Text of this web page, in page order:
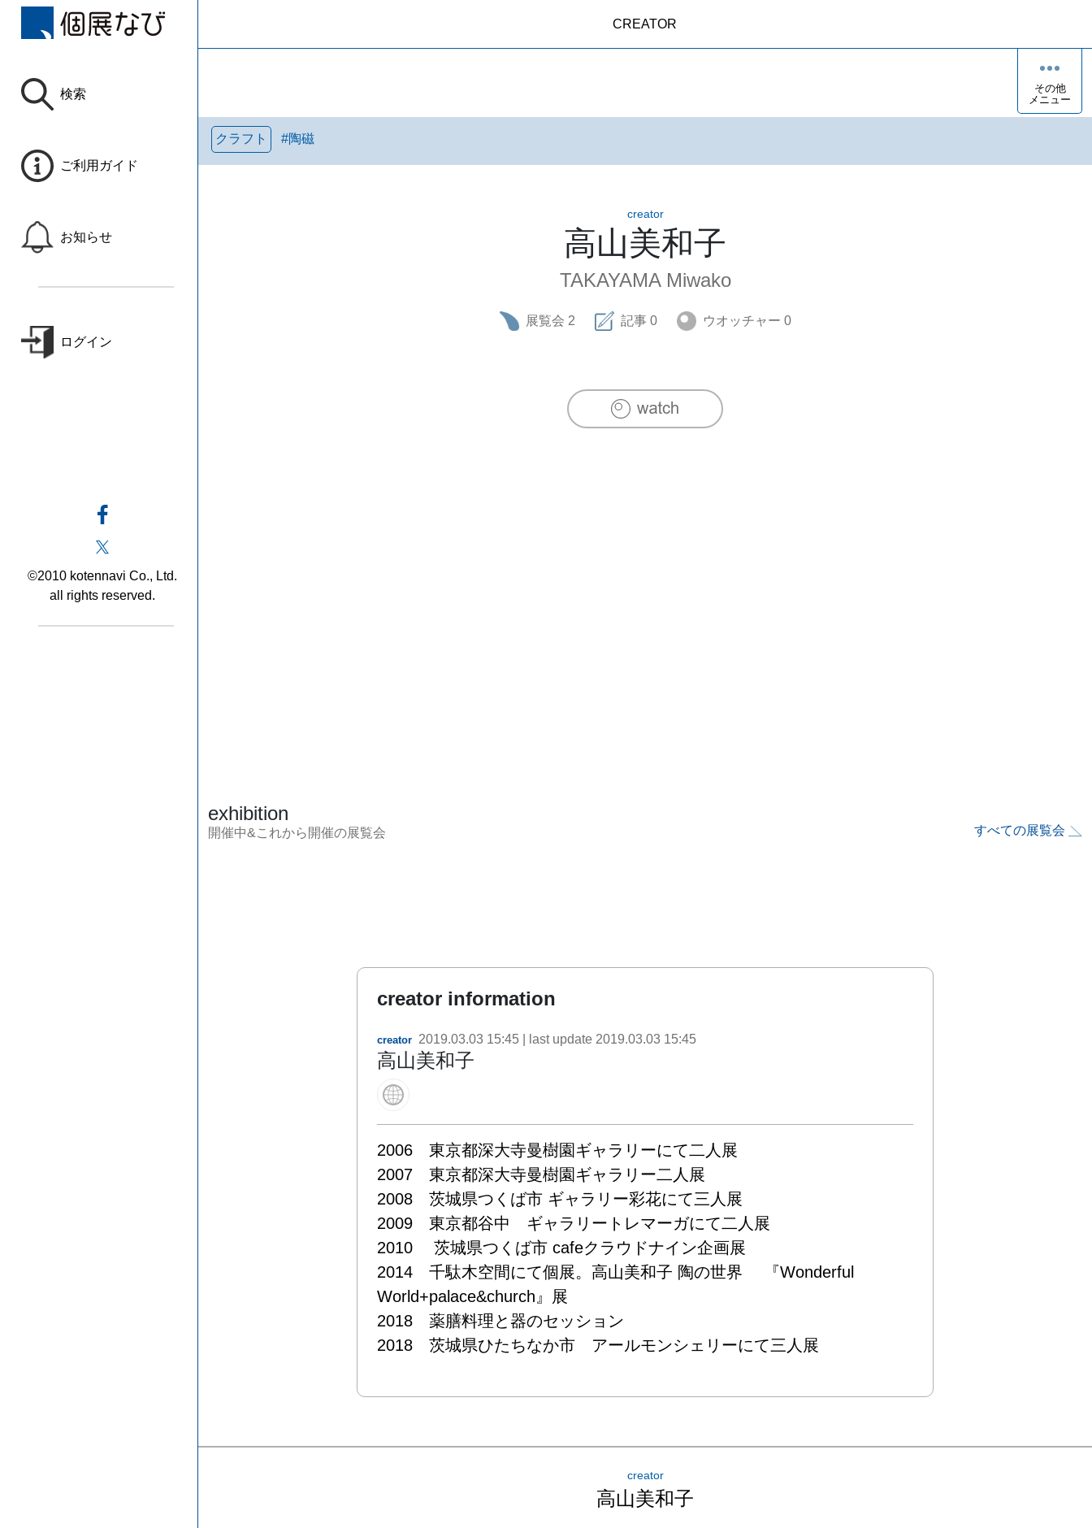
検索
ご利用ガイド
お知らせ
ログイン
©2010 kotennavi Co., Ltd.
all rights reserved.
CREATOR
その他
メニュー
クラフト #陶磁
creator
高山美和子
TAKAYAMA Miwako
展覧会 2 記事 0 ウオッチャー 0
exhibition
開催中&これから開催の展覧会 すべての展覧会
creator information
creator 2019.03.03 15:45 | last update 2019.03.03 15:45
高山美和子
2006　東京都深大寺曼樹園ギャラリーにて二人展
2007　東京都深大寺曼樹園ギャラリー二人展
2008　茨城県つくば市 ギャラリー彩花にて三人展
2009　東京都谷中　ギャラリートレマーガにて二人展
2010　 茨城県つくば市 cafeクラウドナイン企画展
2014　千駄木空間にて個展。高山美和子 陶の世界　 『Wonderful
World+palace&church』展
2018　薬膳料理と器のセッション
2018　茨城県ひたちなか市　アールモンシェリーにて三人展
creator
高山美和子